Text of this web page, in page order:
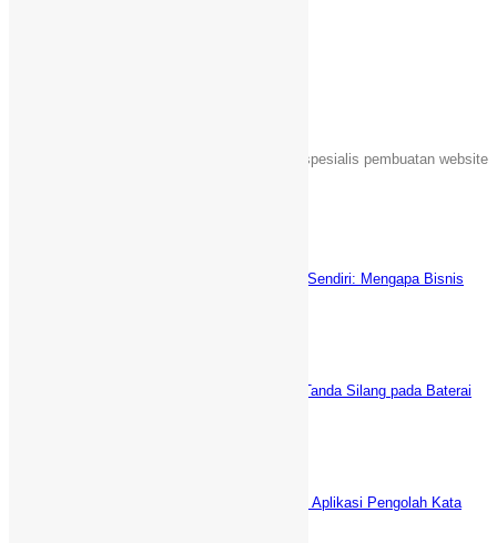
Sebuah unit usaha yang bergerak dalam jasa spesialis pembuatan website
Keuntungan Punya Toko Online Sendiri: Mengapa Bisnis
5 Cara AMPUH Menghilangkan Tanda Silang pada Baterai
WPS Office vs Microsoft Office: Aplikasi Pengolah Kata